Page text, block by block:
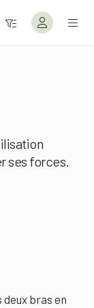
ses forces.
bras en